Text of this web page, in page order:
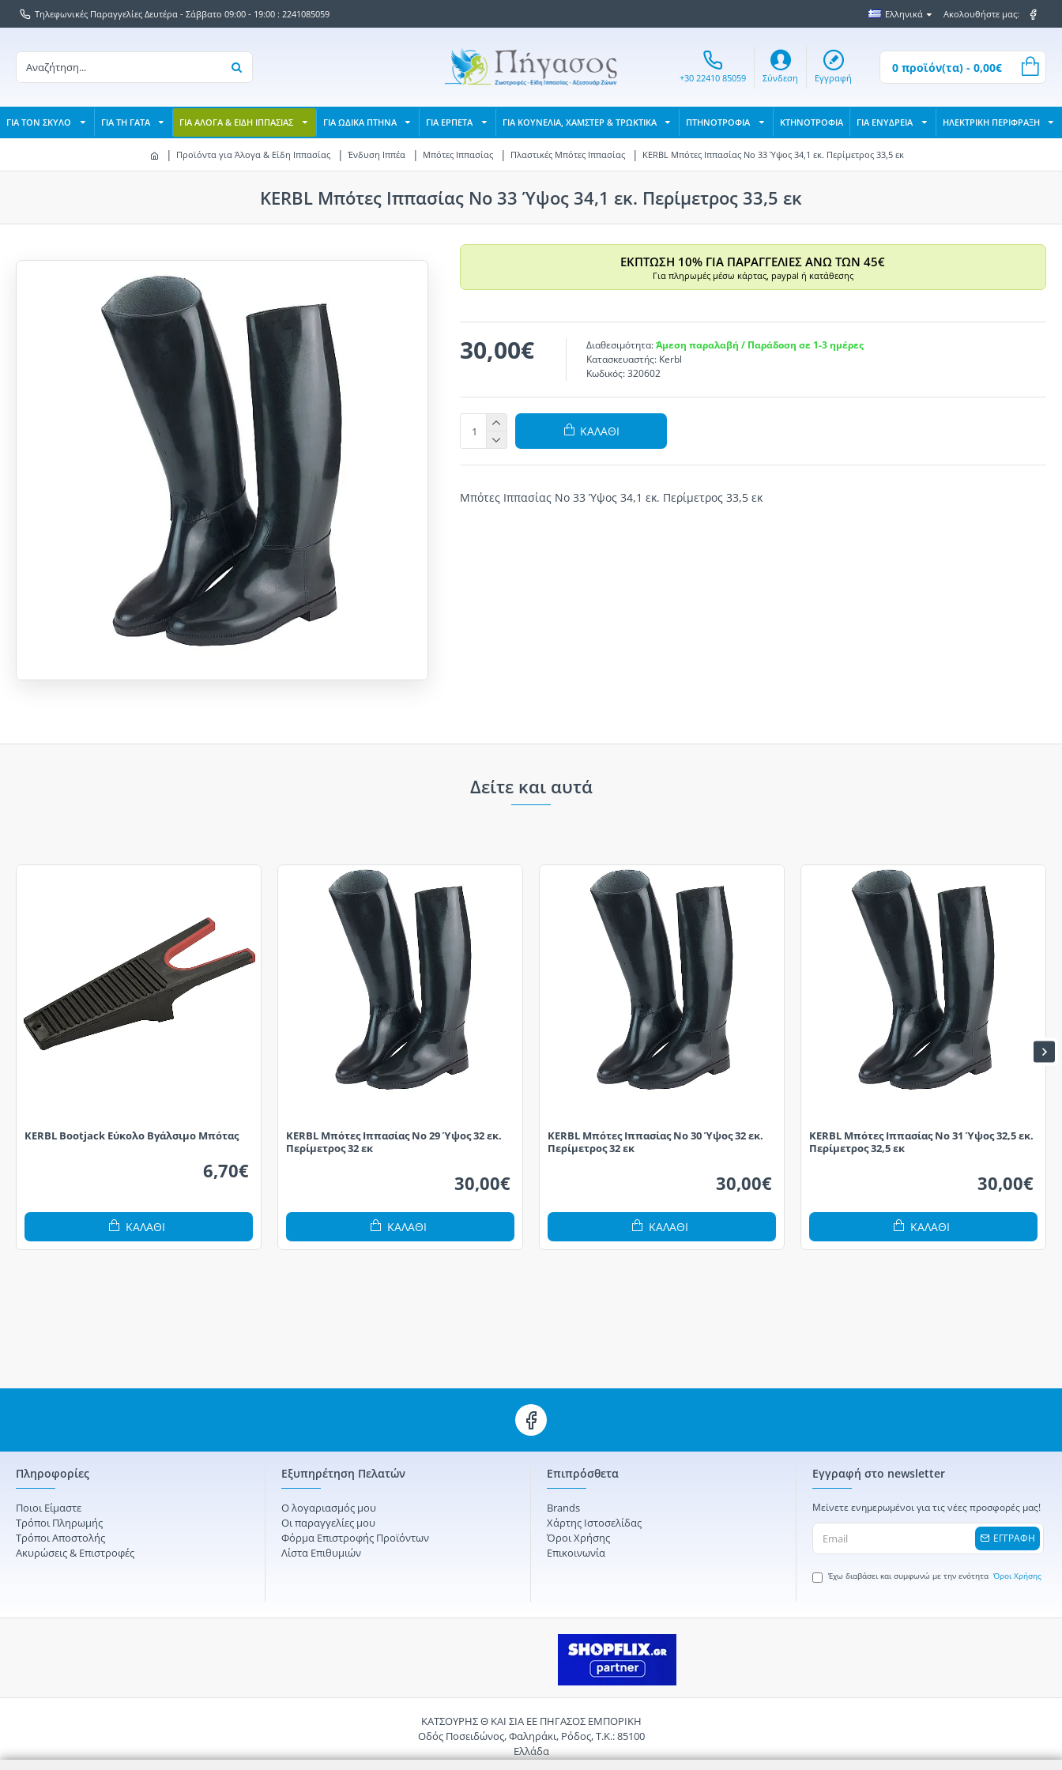
Τηλεφωνικές Παραγγελίες Δευτέρα - Σάββατο 09:00 - 19:00 : 2241085059 Ελληνικά Ακολουθήστε μας:
+30 22410 85059 Σύνδεση Εγγραφή
0 προϊόν(τα) - 0,00€
ΓΙΑ ΤΟΝ ΣΚΥΛΟ ΓΙΑ ΤΗ ΓΑΤΑ ΓΙΑ ΑΛΟΓΑ & ΕΙΔΗ ΙΠΠΑΣΙΑΣ ΓΙΑ ΩΔΙΚΑ ΠΤΗΝΑ ΓΙΑ ΕΡΠΕΤΑ ΓΙΑ ΚΟΥΝΕΛΙΑ, ΧΑΜΣΤΕΡ & ΤΡΩΚΤΙΚΑ ΠΤΗΝΟΤΡΟΦΙΑ ΚΤΗΝΟΤΡΟΦΙΑ ΓΙΑ ΕΝΥΔΡΕΙΑ ΗΛΕΚΤΡΙΚΗ ΠΕΡΙΦΡΑΞΗ
Προϊόντα για Άλογα & Είδη Ιππασίας Ένδυση Ιππέα Μπότες Ιππασίας Πλαστικές Μπότες Ιππασίας KERBL Μπότες Ιππασίας No 33 Ύψος 34,1 εκ. Περίμετρος 33,5 εκ
KERBL Μπότες Ιππασίας No 33 Ύψος 34,1 εκ. Περίμετρος 33,5 εκ
ΕΚΠΤΩΣΗ 10% ΓΙΑ ΠΑΡΑΓΓΕΛΙΕΣ ΑΝΩ ΤΩΝ 45€
Για πληρωμές μέσω κάρτας, paypal ή κατάθεσης
30,00€ Διαθεσιμότητα: Άμεση παραλαβή / Παράδοση σε 1-3 ημέρες
Κατασκευαστής: Kerbl
Κωδικός: 320602
ΚΑΛΆΘΙ
Μπότες Ιππασίας No 33 Ύψος 34,1 εκ. Περίμετρος 33,5 εκ
Δείτε και αυτά
KERBL Bootjack Εύκολο Βγάλσιμο Μπότας
6,70€
ΚΑΛΆΘΙ
KERBL Μπότες Ιππασίας No 29 Ύψος 32 εκ.
Περίμετρος 32 εκ
30,00€
ΚΑΛΆΘΙ
KERBL Μπότες Ιππασίας No 30 Ύψος 32 εκ.
Περίμετρος 32 εκ
30,00€
ΚΑΛΆΘΙ
KERBL Μπότες Ιππασίας No 31 Ύψος 32,5 εκ.
Περίμετρος 32,5 εκ
30,00€
ΚΑΛΆΘΙ
Πληροφορίες
Ποιοι Είμαστε
Τρόποι Πληρωμής
Τρόποι Αποστολής
Ακυρώσεις & Επιστροφές
Εξυπηρέτηση Πελατών
Ο λογαριασμός μου
Οι παραγγελίες μου
Φόρμα Επιστροφής Προϊόντων
Λίστα Επιθυμιών
Επιπρόσθετα
Brands
Χάρτης Ιστοσελίδας
Όροι Χρήσης
Επικοινωνία
Εγγραφή στο newsletter
Μείνετε ενημερωμένοι για τις νέες προσφορές μας!
ΕΓΓΡΑΦΗ
Έχω διαβάσει και συμφωνώ με την ενότητα Όροι Χρήσης
ΚΑΤΣΟΥΡΗΣ Θ ΚΑΙ ΣΙΑ ΕΕ ΠΗΓΑΣΟΣ ΕΜΠΟΡΙΚΗ
Οδός Ποσειδώνος, Φαληράκι, Ρόδος, Τ.Κ.: 85100
Ελλάδα